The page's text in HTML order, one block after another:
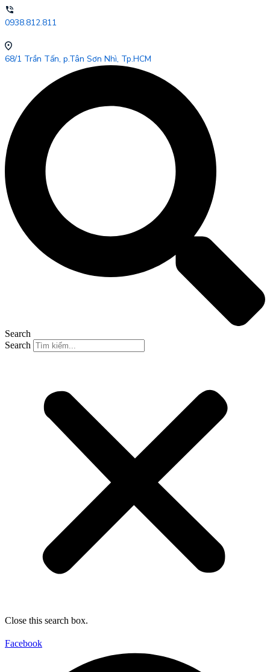
0938.812.811
68/1 Trần Tấn, p.Tân Sơn Nhì, Tp.HCM
Search
Search
Close this search box.
Facebook